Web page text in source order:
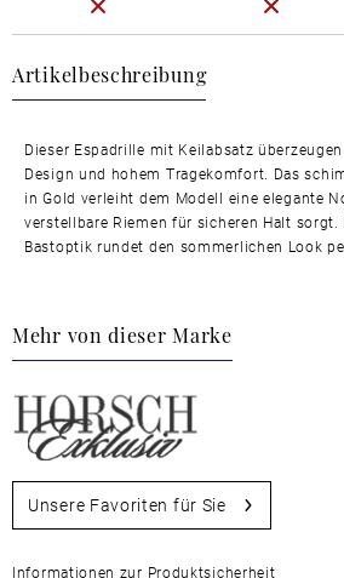
Artikelbeschreibung
Dieser Espadrille mit Keilabsatz
Design und hohem Tragekomfort. Das
in Gold verleiht dem Modell eine elegante
verstellbare Riemen für sicheren Halt
Bastoptik rundet den sommerlichen Look
Mehr von dieser Marke
Unsere Favoriten für Sie
Informationen zur Produktsicherheit